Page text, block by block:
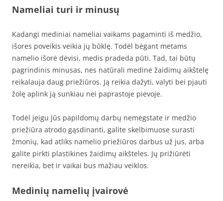
Nameliai turi ir minusų
Kadangi mediniai nameliai vaikams pagaminti iš medžio,
išores poveikis veikia jų būklę. Todėl bėgant metams
namelio išorė dėvisi, medis pradeda pūti. Tad, tai būtų
pagrindinis minusas, nes natūrali medinė žaidimų aikštelę
reikalauja daug priežiūros. Ją reikia dažyti, valyti bei pjauti
žolę aplink ją sunkiau nei paprastoje pievoje.
Todėl jeigu Jūs papildomų darbų nemėgstate ir medžio
priežiūra atrodo gąsdinanti, galite skelbimuose surasti
žmonių, kad atliks namelio priežiūros darbus už jus, arba
galite pirkti plastikines žaidimų aikšteles. Jų prižiūrėti
nereikia, bet ir vaikai bus mažiau veiklos.
Medinių namelių įvairovė